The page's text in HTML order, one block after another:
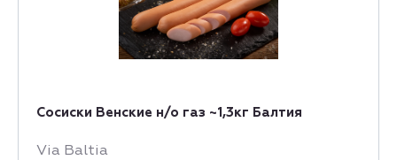
Сосиски Венские н/о газ ~1,3кг Балтия
Via Baltia